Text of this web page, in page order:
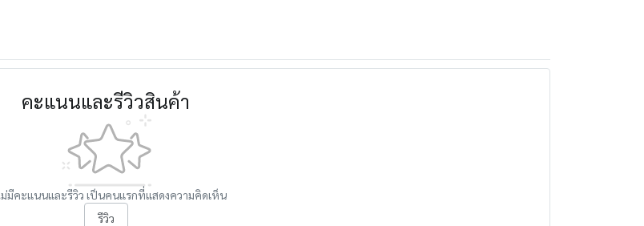
คะแนนและรีวิวสินค้า
ม่มีคะแนนและรีวิว เป็นคนแรกที่แสดงความคิดเห็น
รีวิว